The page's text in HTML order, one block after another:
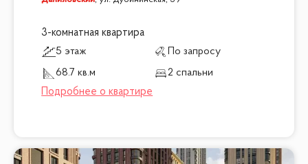
3-комнатная квартира
5 этаж
По запросу
68.7 кв.м
2 спальни